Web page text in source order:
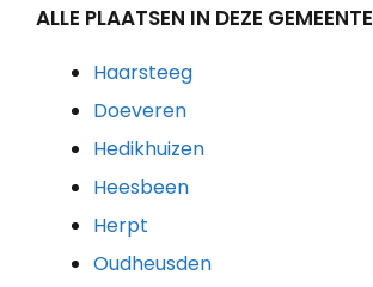
ALLE PLAATSEN IN DEZE GEMEENTE
Haarsteeg
Doeveren
Hedikhuizen
Heesbeen
Herpt
Oudheusden